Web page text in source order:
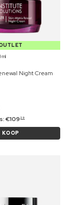
ml
Night Cream
€109 29
KOOP